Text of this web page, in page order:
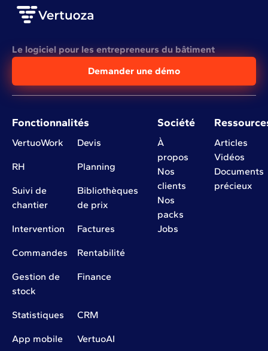
Le logiciel pour les entrepreneurs du bâtiment
Demander une démo
Fonctionnalités
VertuoWork Devis
RH Planning
Suivi de
chantier
Bibliothèques
de prix
Intervention Factures
Commandes Rentabilité
Gestion de
stock
Finance
Statistiques CRM
App mobile VertuoAI
Société
À
propos
Nos
clients
Nos
packs
Jobs
Articles
Vidéos
Documents
précieux